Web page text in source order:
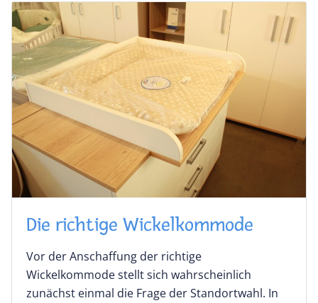
Die richtige Wickelkommode
Vor der Anschaffung der richtige
Wickelkommode stellt sich wahrscheinlich
zunächst einmal die Frage der Standortwahl. In